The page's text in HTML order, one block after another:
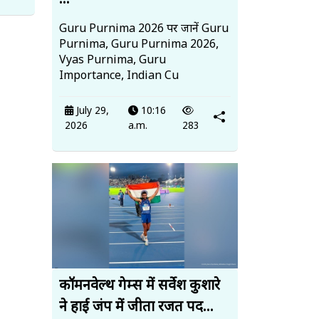
Guru Purnima 2026 पर जानें Guru
Purnima, Guru Purnima 2026,
Vyas Purnima, Guru
Importance, Indian Cu
July 29,
2026
10:16
a.m.
283
कॉमनवेल्थ गेम्स में सर्वेश कुशारे
ने हाई जंप में जीता रजत पद...